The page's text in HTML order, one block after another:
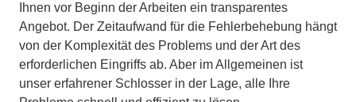
Ihnen vor Beginn der Arbeiten ein transparentes
Angebot. Der Zeitaufwand für die Fehlerbehebung hängt
von der Komplexität des Problems und der Art des
erforderlichen Eingriffs ab. Aber im Allgemeinen ist
unser erfahrener Schlosser in der Lage, alle Ihre